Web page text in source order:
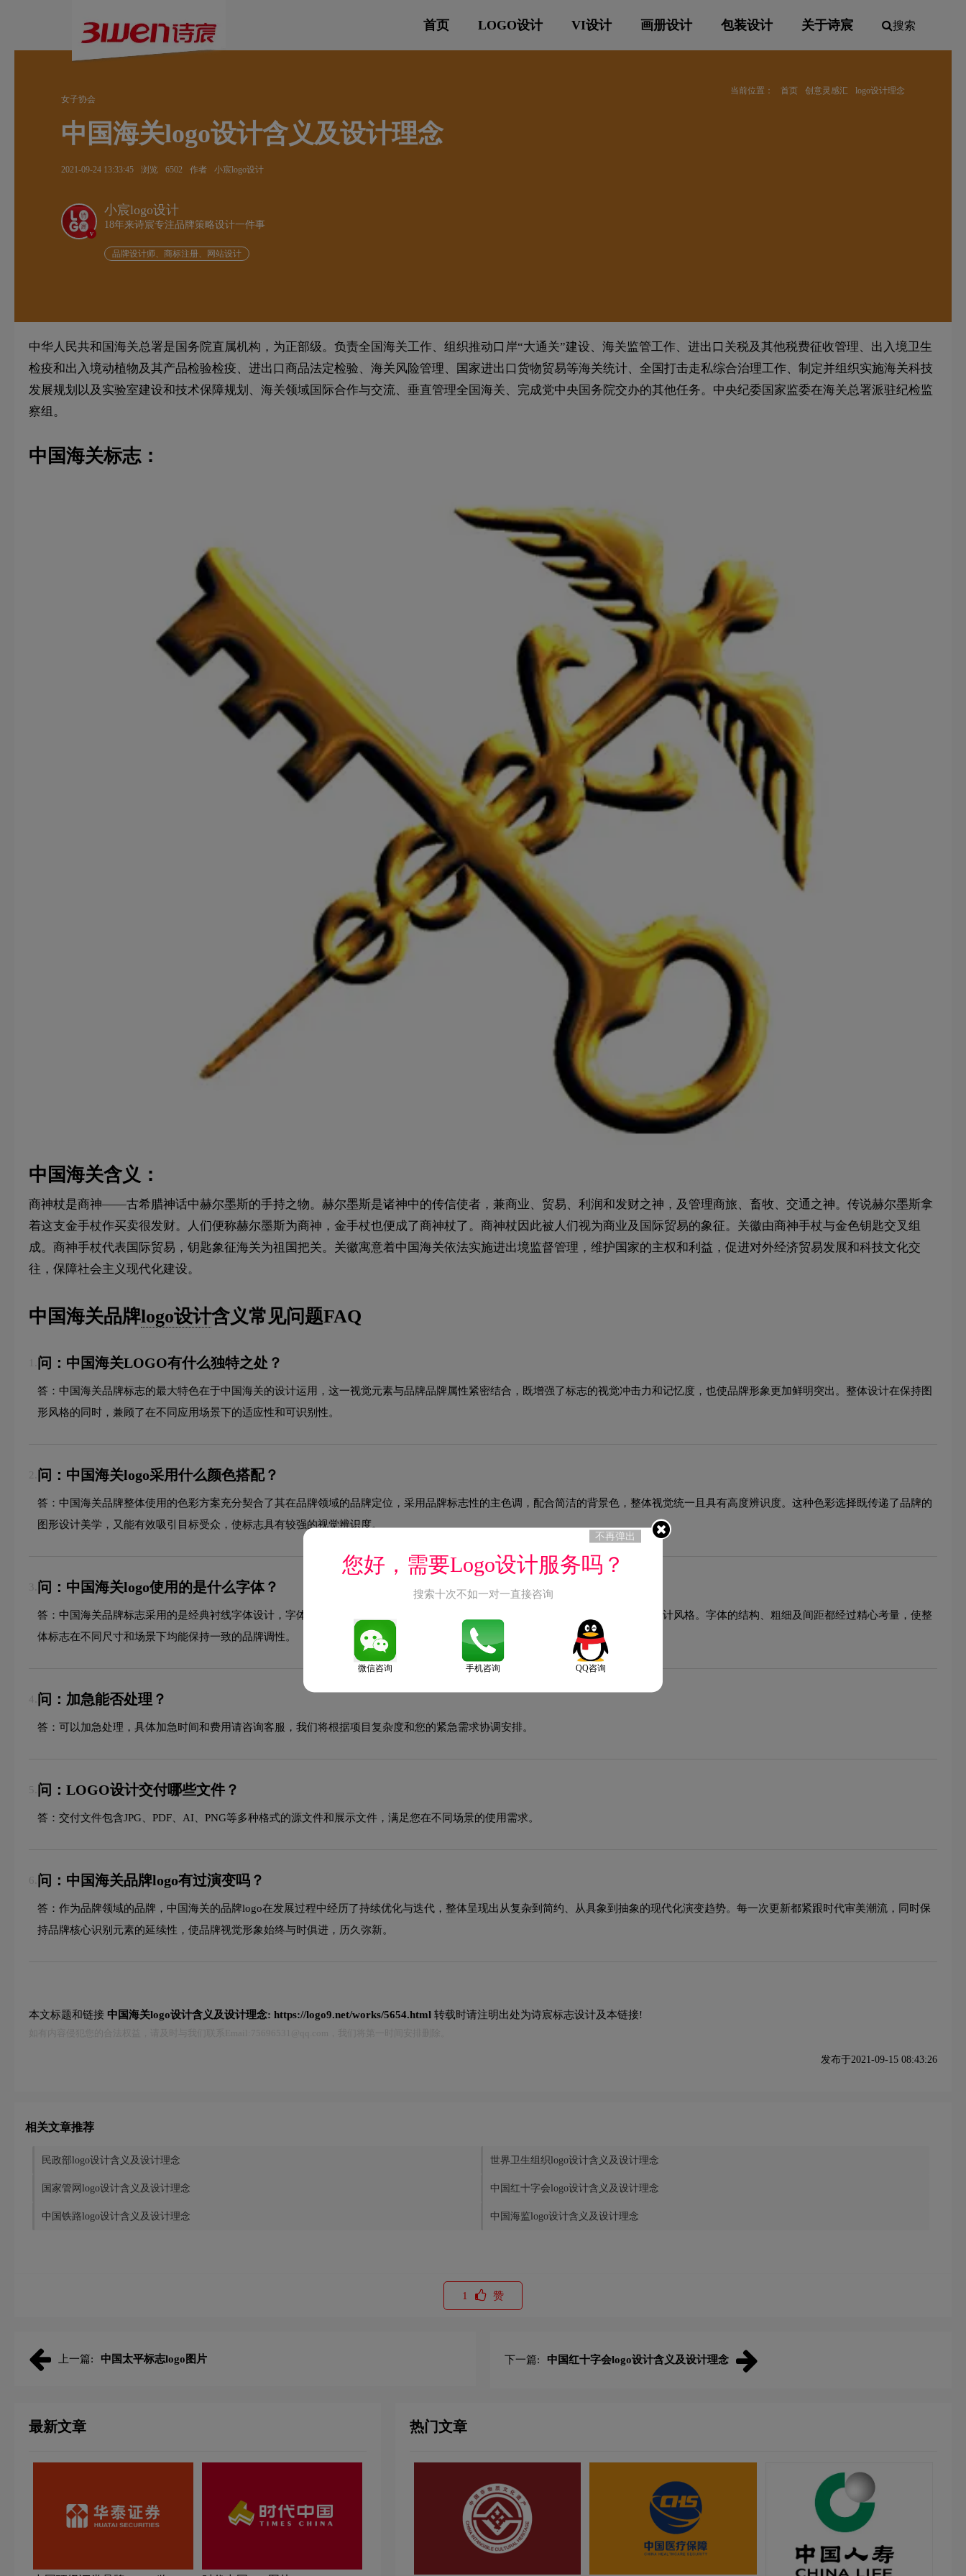
首页 LOGO设计 VI设计 画册设计 包装设计 关于诗宸 搜索
当前位置： 首页 创意灵感汇
logo设计理念
女子协会
中国海关logo设计含义及设计理念
2021-09-24 13:33:45 浏览 6502 作者 小宸logo设计
v
小宸logo设计
18年来诗宸专注品牌策略设计一件事
品牌设计师、商标注册、网站设计
中华人民共和国海关总署是国务院直属机构，为正部级。负责全国海关工作、组织推动口岸“大通关”建设、海关监管工作、进出口关税及其他税费征收管理、出入境卫生
检疫和出入境动植物及其产品检验检疫、进出口商品法定检验、海关风险管理、国家进出口货物贸易等海关统计、全国打击走私综合治理工作、制定并组织实施海关科技
发展规划以及实验室建设和技术保障规划、海关领域国际合作与交流、垂直管理全国海关、完成党中央国务院交办的其他任务。中央纪委国家监委在海关总署派驻纪检监
察组。
中国海关标志：
中国海关含义：
商神杖是商神——古希腊神话中赫尔墨斯的手持之物。赫尔墨斯是诸神中的传信使者，兼商业、贸易、利润和发财之神，及管理商旅、畜牧、交通之神。传说赫尔墨斯拿
着这支金手杖作买卖很发财。人们便称赫尔墨斯为商神，金手杖也便成了商神杖了。商神杖因此被人们视为商业及国际贸易的象征。关徽由商神手杖与金色钥匙交叉组
成。商神手杖代表国际贸易，钥匙象征海关为祖国把关。关徽寓意着中国海关依法实施进出境监督管理，维护国家的主权和利益，促进对外经济贸易发展和科技文化交
往，保障社会主义现代化建设。
中国海关品牌logo设计含义常见问题FAQ
问：中国海关LOGO有什么独特之处？
答：中国海关品牌标志的最大特色在于中国海关的设计运用，这一视觉元素与品牌品牌属性紧密结合，既增强了标志的视觉冲击力和记忆度，也使品牌形象更加鲜明突出。整体设计在保持图
形风格的同时，兼顾了在不同应用场景下的适应性和可识别性。
2. 问：中国海关logo采用什么颜色搭配？
答：中国海关品牌整体使用的色彩方案充分契合了其在品牌领域的品牌定位，采用品牌标志性的主色调，配合简洁的背景色，整体视觉统一且具有高度辨识度。这种色彩选择既传递了品牌的
图形设计美学，又能有效吸引目标受众，使标志具有较强的视觉辨识度。
3. 问：中国海关logo使用的是什么字体？
答：中国海关品牌标志采用的是经典衬线字体设计，字体造型与品牌形象高度契合，在确保良好阅读性的同时，彰显了品牌的图形设计风格。字体的结构、粗细及间距都经过精心考量，使整
体标志在不同尺寸和场景下均能保持一致的品牌调性。
4. 问：加急能否处理？
答：可以加急处理，具体加急时间和费用请咨询客服，我们将根据项目复杂度和您的紧急需求协调安排。
5. 问：LOGO设计交付哪些文件？
答：交付文件包含JPG、PDF、AI、PNG等多种格式的源文件和展示文件，满足您在不同场景的使用需求。
6. 问：中国海关品牌logo有过演变吗？
答：作为品牌领域的品牌，中国海关的品牌logo在发展过程中经历了持续优化与迭代，整体呈现出从复杂到简约、从具象到抽象的现代化演变趋势。每一次更新都紧跟时代审美潮流，同时保
持品牌核心识别元素的延续性，使品牌视觉形象始终与时俱进，历久弥新。
本文标题和链接 中国海关logo设计含义及设计理念: https://logo9.net/works/5654.html 转载时请注明出处为诗宸标志设计及本链接!
发布于2021-09-15 08:43:26
相关文章推荐
民政部logo设计含义及设计理念 世界卫生组织logo设计含义及设计理念
国家管网logo设计含义及设计理念 中国红十字会logo设计含义及设计理念
中国铁路logo设计含义及设计理念 中国海监logo设计含义及设计理念
1 赞
上一篇: 中国太平标志logo图片 下一篇: 中国红十字会logo设计含义及设计理念
最新文章 热门文章
不再弹出
您好，需要Logo设计服务吗？
搜索十次不如一对一直接咨询
微信咨询 手机咨询 QQ咨询